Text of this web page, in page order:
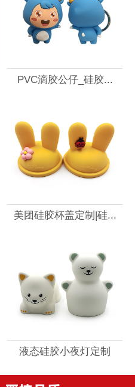
PVC滴胶公仔_硅胶...
美团硅胶杯盖定制|硅...
液态硅胶小夜灯定制